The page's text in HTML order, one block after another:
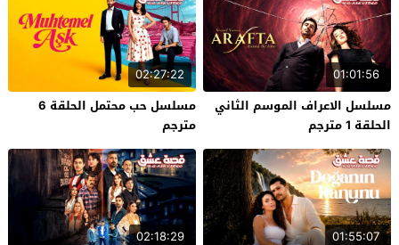
01:01:56
مسلسل الاعراف الموسم الثاني
الحلقة 1 مترجم
02:27:22
مسلسل حب محتمل الحلقة 6
مترجم
01:55:07
02:18:29